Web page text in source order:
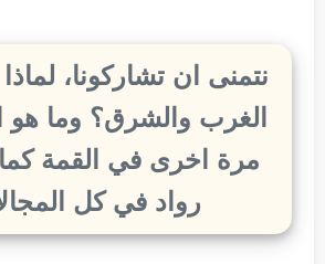
نتمنى ان تشاركونا،
الغرب والشرق؟ وما هو
مرة اخرى في القمة كما
رواد في كل